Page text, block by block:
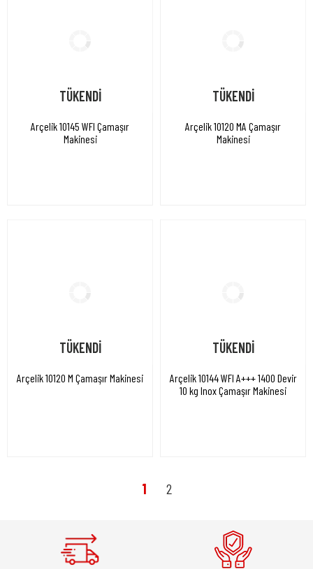
TÜKENDİ
Arçelik 10145 WFI Çamaşır
Makinesi
TÜKENDİ
Arçelik 10120 MA Çamaşır
Makinesi
TÜKENDİ
Arçelik 10120 M Çamaşır Makinesi
TÜKENDİ
Arçelik 10144 WFI A+++ 1400 Devir
10 kg Inox Çamaşır Makinesi
1 2